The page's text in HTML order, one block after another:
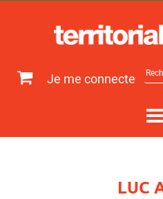
Je me connecte
LUC